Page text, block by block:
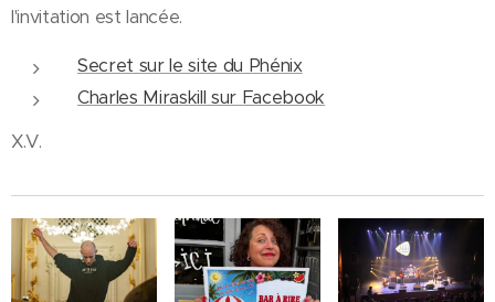
l'invitation est lancée.
Secret sur le site du Phénix
Charles Miraskill sur Facebook
X.V.